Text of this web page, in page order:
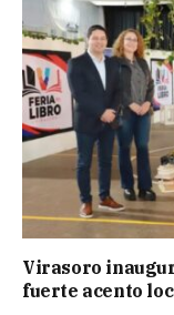
Virasoro
fuerte acento